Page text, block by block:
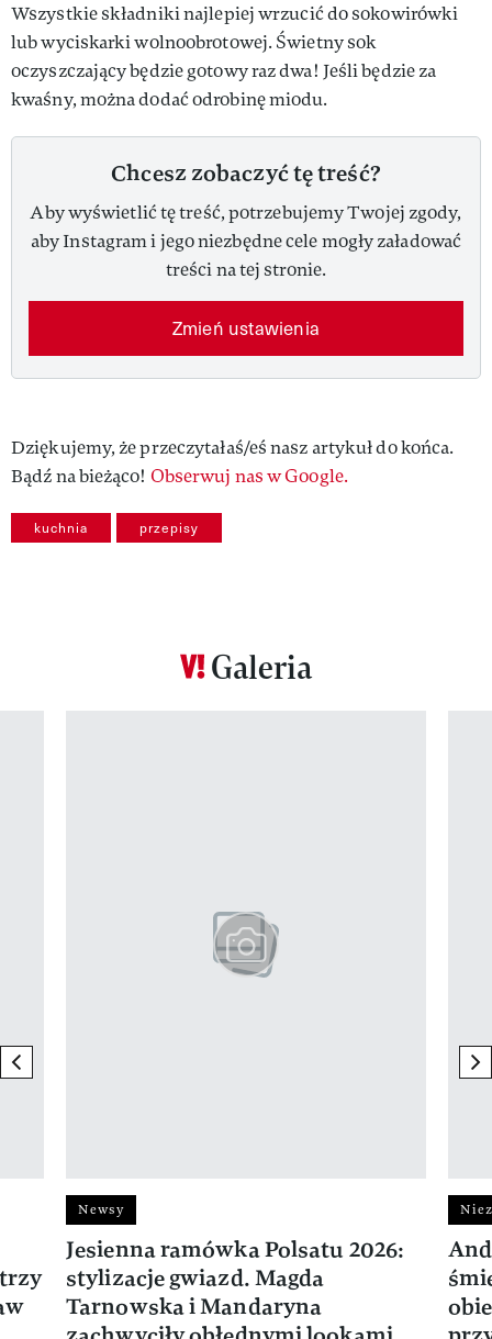
Wszystkie składniki najlepiej wrzucić do sokowirówki
lub wyciskarki wolnoobrotowej. Świetny sok
oczyszczający będzie gotowy raz dwa! Jeśli będzie za
kwaśny, można dodać odrobinę miodu.
Chcesz zobaczyć tę treść?
Aby wyświetlić tę treść, potrzebujemy Twojej zgody,
aby Instagram i jego niezbędne cele mogły załadować
treści na tej stronie.
Zmień ustawienia
Dziękujemy, że przeczytałaś/eś nasz artykuł do końca.
Bądź na bieżąco! Obserwuj nas w Google.
kuchnia przepisy
Galeria
previous element
Newsy
Jesienna ramówka Polsatu 2026:
stylizacje gwiazd. Magda
Tarnowska i Mandaryna